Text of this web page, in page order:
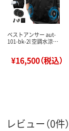
ベストアンサー aut-
101-bk-2l 空調水涼…
¥16,500（税込）
レビュー（0件）